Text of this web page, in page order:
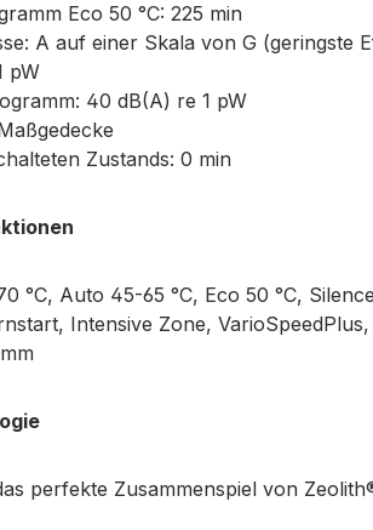
Eco 50 °C: 225 min
A auf einer Skala von G (geringste
pW
40 dB(A) re 1 pW
Zustands: 0 min
°C, Auto 45-65 °C, Eco 50 °C,
Intensive Zone,
perfekte Zusammenspiel von